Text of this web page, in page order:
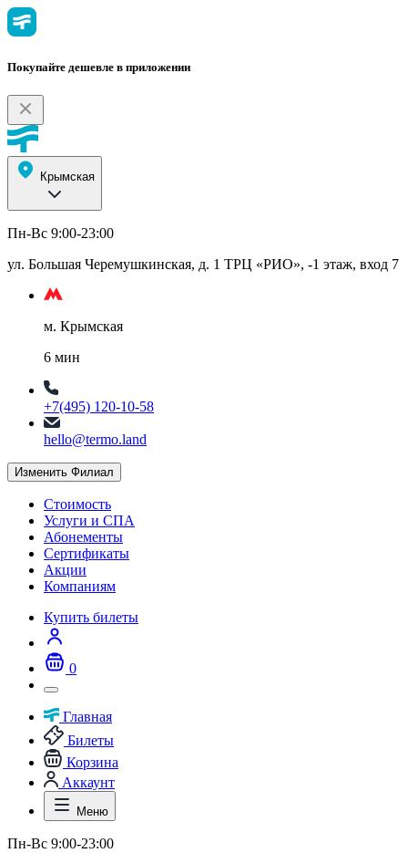
Покупайте дешевле в приложении
Крымская
Пн-Вс 9:00-23:00
ул. Большая Черемушкинская, д. 1 ТРЦ «РИО», -1 этаж, вход 7
м. Крымская
6 мин
+7(495) 120-10-58
hello@termo.land
Изменить Филиал
Стоимость
Услуги и СПА
Абонементы
Сертификаты
Акции
Компаниям
Купить билеты
0
Главная
Билеты
Корзина
Аккаунт
Меню
Пн-Вс 9:00-23:00